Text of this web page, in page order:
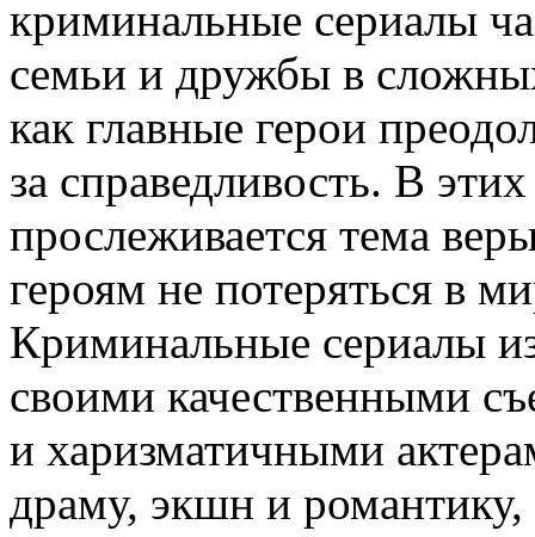
криминальные сериалы
семьи и дружбы в
как главные герои
за справедливость. В
прослеживается тема
героям не потеряться в
Криминальные сериалы
своими качественными
и харизматичными
драму, экшн и романтику,